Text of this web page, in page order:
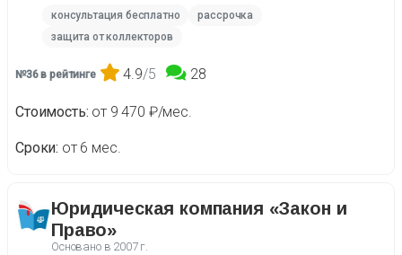
консультация бесплатно
рассрочка
защита от коллекторов
№36 в рейтинге 4.9/5 28
Стоимость от 9 470 ₽/мес.
Сроки от 6 мес.
Юридическая компания «Закон и
Право»
Основано в 2007 г.